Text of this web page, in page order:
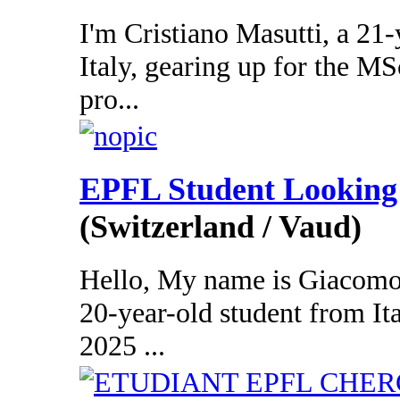
I'm Cristiano Masutti, a
Italy, gearing up for the
pro...
EPFL Student
(Switzerland / Vaud)
Hello, My name is
20-year-old student from
2025 ...